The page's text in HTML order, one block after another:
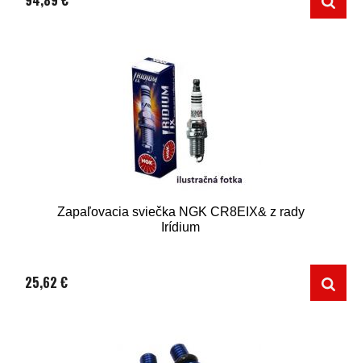
Zapaľovacia sviečka NGK CR8EIX& z rady
Irídium
25,62 €